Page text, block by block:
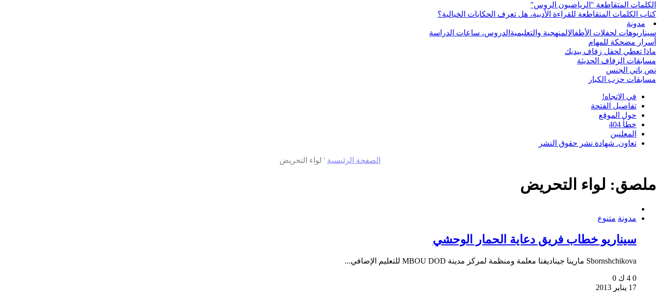
الكلمات المتقاطعة "الرياضيون الروس"
كتاب الكلمات المتقاطعة للقراءة الأدبية، هل تعرف الحكايات الخيالية؟
مدونة
سيناريوهات لحفلات الأطفالالمنهجية والتعليمية الدروس، ساعات الدراسة
أسرار مضحكة للمهام
ماذا تعطي لحفل زفاف بيديك
مسابقات الزفاف الحديثة
نص باتي الجنس
مسابقات حزب الكبار
في الاتجاه!
تفاصيل الفتحة
حول الموقع
خطأ 404
المعلنين
تعاون. شهادة نشر حقوق النشر
الصفحة الرئيسية ' لواء التحريض
ملصق: لواء التحريض
مدونة متنوع
سيناريو خطاب فريق دعاية الحمار الوحشي
Sbornshchikova مارينا جيناديفنا معلمة ومنظمة لمركز مدينة MBOU DOD للتعليم الإضافي...
0 4 ك
0
17 يناير 2013